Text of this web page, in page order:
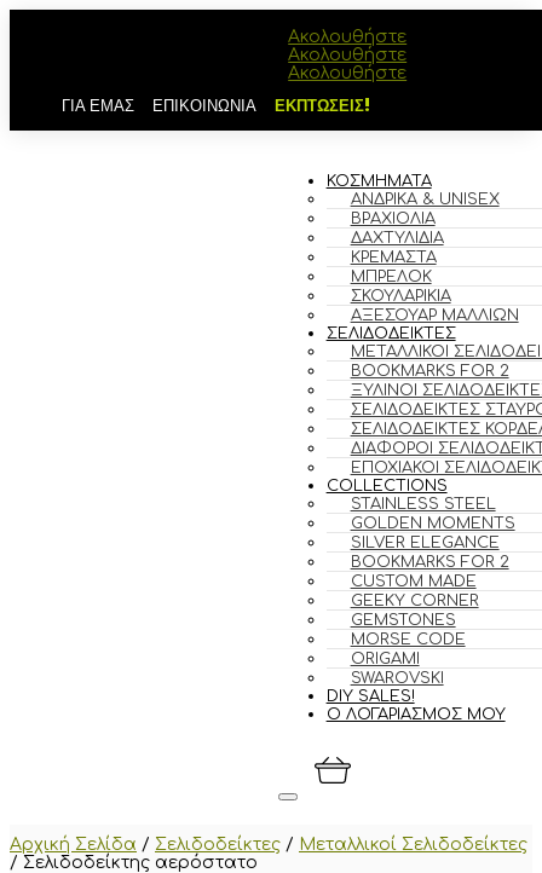
Ακολουθήστε
Ακολουθήστε
Ακολουθήστε
ΓΙΑ ΕΜΑΣ ΕΠΙΚΟΙΝΩΝΙΑ ΕΚΠΤΩΣΕΙΣ!
ΚΟΣΜΗΜΑΤΑ
ΑΝΔΡΙΚΆ & UNISEX
ΒΡΑΧΙΌΛΙΑ
ΔΑΧΤΥΛΊΔΙΑ
ΚΡΕΜΑΣΤΆ
ΜΠΡΕΛΌΚ
ΣΚΟΥΛΑΡΊΚΙΑ
ΑΞΕΣΟΥΆΡ ΜΑΛΛΙΏΝ
ΣΕΛΙΔΟΔΕΙΚΤΕΣ
ΜΕΤΑΛΛΙΚΟΊ
BOOKMARKS FOR 2
ΞΎΛΙΝΟΙ
ΣΕΛΙΔΟΔΕΊΚΤΕΣ
ΣΕΛΙΔΟΔΕΊΚΤΕΣ
ΔΙΆΦΟΡΟΙ
ΕΠΟΧΙΑΚΟΊ
COLLECTIONS
STAINLESS STEEL
GOLDEN MOMENTS
SILVER ELEGANCE
BOOKMARKS FOR 2
CUSTOM MADE
GEEKY CORNER
GEMSTONES
MORSE CODE
ORIGAMI
SWAROVSKI
DIY SALES!
Ο ΛΟΓΑΡΙΑΣΜΟΣ ΜΟΥ
Αρχική Σελίδα / Σελιδοδείκτες / Μεταλλικοί Σελιδοδείκτες
/ Σελιδοδείκτης αερόστατο